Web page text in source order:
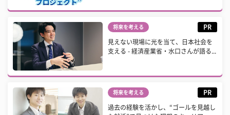
将来を考える PR
見えない現場に光を当て、日本社会を
支える - 経済産業省・水口さんが語る...
将来を考える PR
過去の経験を活かし、“ゴールを見越し